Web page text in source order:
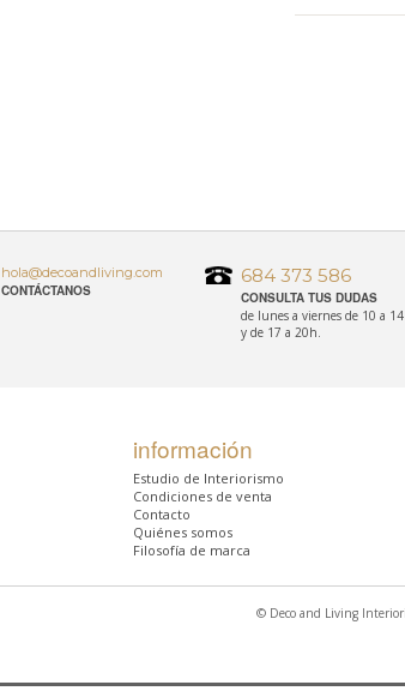
hola@decoandliving.com
CONTÁCTANOS
684 373 586
CONSULTA TUS DUDAS
de lunes a viernes de 10 a 14
y de 17 a 20h.
información
Estudio de Interiorismo
Condiciones de venta
Contacto
Quiénes somos
Filosofía de marca
© Deco and Living